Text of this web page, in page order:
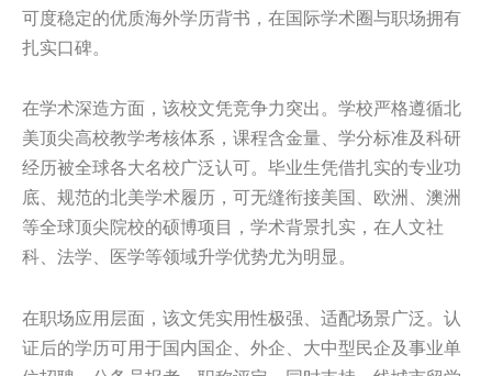
可度稳定的优质海外学历背书，在国际学术圈与职场拥有
扎实口碑。
在学术深造方面，该校文凭竞争力突出。学校严格遵循北
美顶尖高校教学考核体系，课程含金量、学分标准及科研
经历被全球各大名校广泛认可。毕业生凭借扎实的专业功
底、规范的北美学术履历，可无缝衔接美国、欧洲、澳洲
等全球顶尖院校的硕博项目，学术背景扎实，在人文社
科、法学、医学等领域升学优势尤为明显。
在职场应用层面，该文凭实用性极强、适配场景广泛。认
证后的学历可用于国内国企、外企、大中型民企及事业单